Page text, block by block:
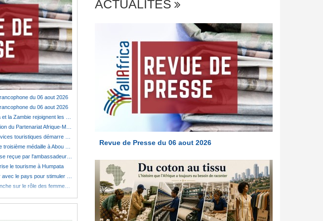
du 06 aout 2026
du 06 aout 2026
rejoignent les quarts de finale
Afrique-Monde arabe au Caire
touristiques démarre ce jeudi
médaille à Abou Dabi
d'Angola aux Émirats arabes unis
le tourisme à Humpata
pays pour stimuler l'aquaculture
dans l'interaction avec les communautés
ACTUALITÉS
Revue de Presse du 06 aout 2026